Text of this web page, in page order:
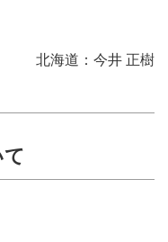
北海道：今井 正樹